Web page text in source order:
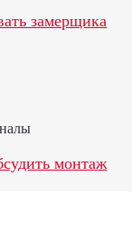
замерщика
монтаж